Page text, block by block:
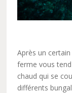
Après un
ferme vous
chaud qui se
différents